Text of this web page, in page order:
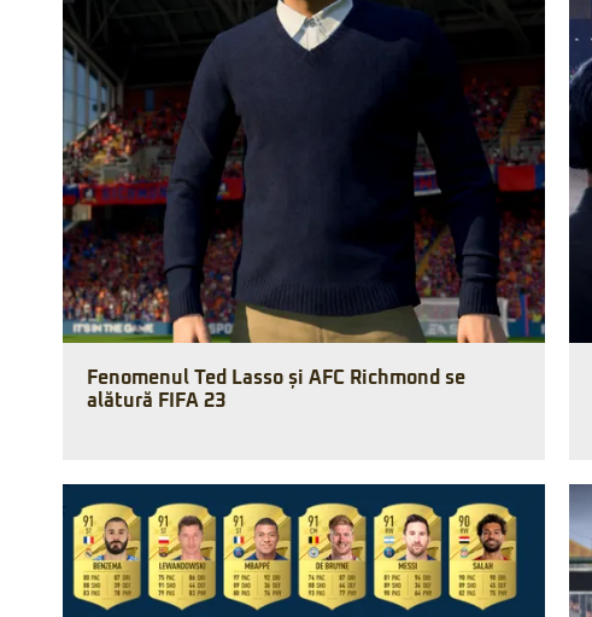
Fenomenul Ted Lasso și AFC Richmond se
alătură FIFA 23